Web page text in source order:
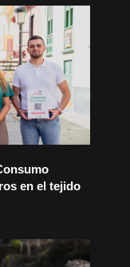
en el tejido